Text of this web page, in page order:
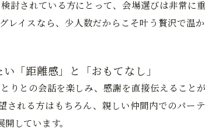
討されている方にとって、会場選びは非常に
レイスなら、少人数だからこそ叶う贅沢で温
「距離感」と「おもてなし」
りとの会話を楽しみ、感謝を直接伝えること
される方はもちろん、親しい仲間内でのパー
しています。